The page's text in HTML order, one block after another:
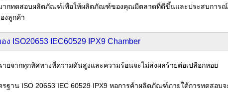
ากทดสอบผลิตภัณฑ์เพื่อให้ผลิตภัณฑ์ของคุณมีตลาดที่ดีขึ้นและประสบการณ์
งลูกค้า
ง ISO20653 IEC60529 IPX9 Chamber
ยจากทุกทิศทางที่ความดันสูงและความร้อนจะไม่ส่งผลร้ายต่อเปลือกหอย
าน ISO 20653 IEC 60529 IPX9 หอการค้าผลิตภัณฑ์ภายใต้การทดสอบจ